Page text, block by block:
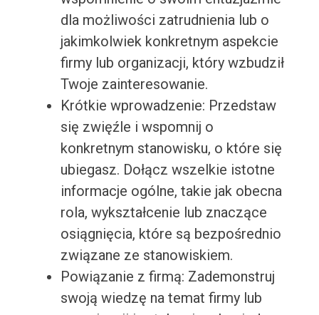
dla możliwości zatrudnienia lub o
jakimkolwiek konkretnym aspekcie
firmy lub organizacji, który wzbudził
Twoje zainteresowanie.
Krótkie wprowadzenie: Przedstaw
się zwięźle i wspomnij o
konkretnym stanowisku, o które się
ubiegasz. Dołącz wszelkie istotne
informacje ogólne, takie jak obecna
rola, wykształcenie lub znaczące
osiągnięcia, które są bezpośrednio
związane ze stanowiskiem.
Powiązanie z firmą: Zademonstruj
swoją wiedzę na temat firmy lub